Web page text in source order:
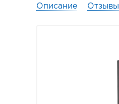
Описание Отзывы